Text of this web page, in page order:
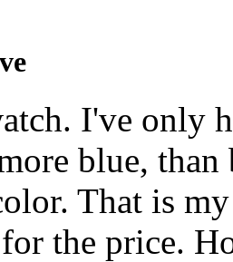
I've only
blue,
That is
the price.